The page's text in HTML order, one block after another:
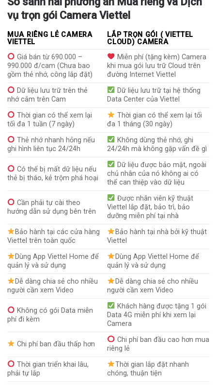
vụ trọn gói Camera Viettel
MUA RIÊNG LẺ CAMERA
VIETTEL
LẮP TRỌN GÓI ( VIETTEL
CLOUD) CAMERA
Giá bán từ 690.000 –
990.000 đ/cam (Chưa bao
gồm thẻ nhớ, công lắp đặt)
Miễn phí (tặng kèm) Camera
khi mua gói lưu trữ Cloud trên
đường Internet Viettel
Dữ liệu lưu trữ trên thẻ
nhớ cắm trên Cam
Dữ liệu lưu trữ tại hệ thống
Data Center của Viettel
Thời gian có thể xem lại
tối đa 1 tuần (7 ngày)
Thời gian có thể xem lại tối
đa 1 tháng (30 ngày)
Thẻ nhớ nhanh hỏng nếu
ghi hình liên tục 24/24h
Không dùng thẻ nhớ, ghi
24/24h mà không gặp vấn đề gì
Có thể bị mất dữ liệu nếu
thẻ bị tháo, kẻ trộm phá hoại
Dữ liệu được bảo mật, ngoài
chủ nhân của nó không ai có
thể can thiệp vào dữ liệu
Cần phải tự cài theo
hướng dẫn sử dụng bên trên
Được nhân viên kỹ thuật
Viettel lắp đặt, bảo trì, bảo
dưỡng miễn phí tại nhà
Bảo hành tại các cửa hàng
Viettel trên toàn quốc
Bảo hành tại nhà bởi kỹ thuật
Viettel
Dùng App Viettel Home để
quản lý và sử dụng
Dùng App Viettel Home để
quản lý và sử dụng
Dễ dàng chia sẻ cho nhiều
người cần xem Video
Dễ dàng chia sẻ cho nhiều
người cần xem Video
Không có gói Data miễn
phí đi kèm
Khách hàng được tặng 1 gói
Data 4G miễn phí khi xem lại
Camera
Chi phí ban đầu thấp hơn
Chi phí ban đầu cao hơn mua
riêng lẻ
Thời gian triển khai lâu,
phải tự lắp
Thời gian lắp đặt nhanh
chóng, thuận tiện